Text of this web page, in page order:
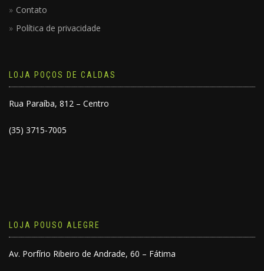
Contato
Política de privacidade
LOJA POÇOS DE CALDAS
Rua Paraíba, 812 – Centro
(35) 3715-7005
LOJA POUSO ALEGRE
Av. Porfírio Ribeiro de Andrade, 60 – Fátima